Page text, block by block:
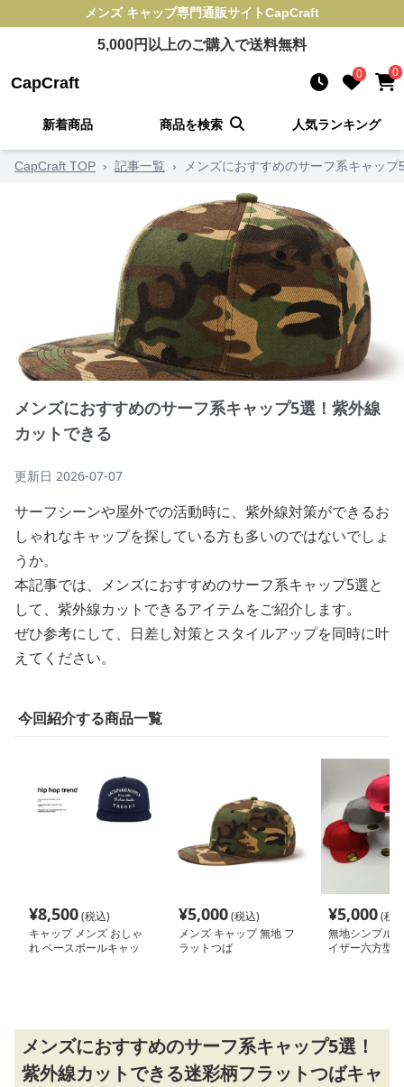
メンズ キャップ専門通販サイトCapCraft
5,000円以上のご購入で送料無料
CapCraft 0 0
新着商品 商品を検索 人気ランキング
CapCraft TOP › 記事一覧 › メンズにおすすめのサーフ系キャッ
メンズにおすすめのサーフ系キャップ5選！紫外線
カットできる
更新日 2026-07-07
サーフシーンや屋外での活動時に、紫外線対策ができるお
しゃれなキャップを探している方も多いのではないでしょ
うか。
本記事では、メンズにおすすめのサーフ系キャップ5選と
して、紫外線カットできるアイテムをご紹介します。
ぜひ参考にして、日差し対策とスタイルアップを同時に叶
えてください。
今回紹介する商品一覧
¥8,500(税込)
キャップ メンズ おしゃ
れ ベースボールキャッ
¥5,000(税込)
メンズ キャップ 無地 フ
ラットつば
¥5,000(税
無地シンプル
イザー六方型
メンズにおすすめのサーフ系キャップ5選！
紫外線カットできる迷彩柄フラットつばキャ